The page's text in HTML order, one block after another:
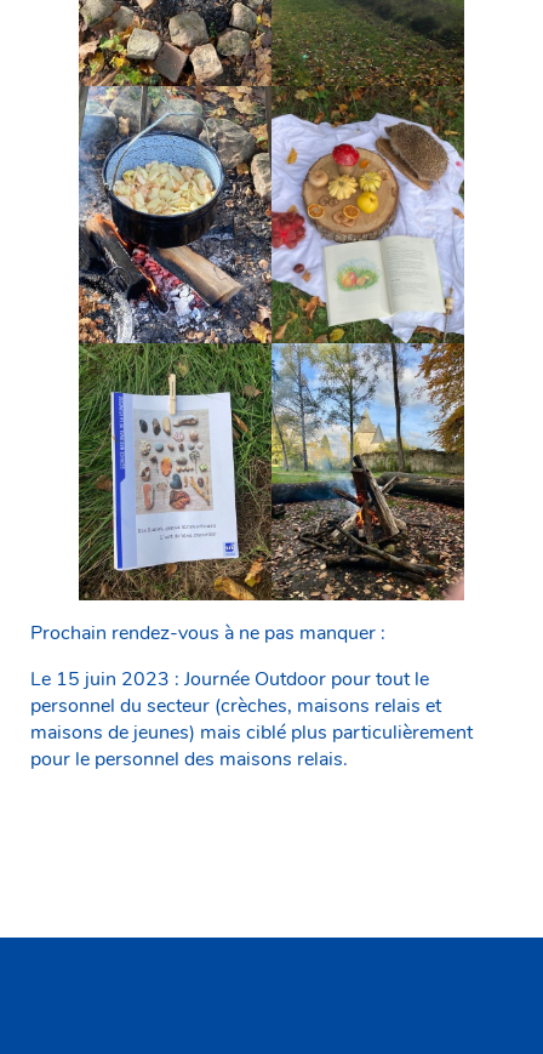
Prochain rendez-vous à ne pas manquer :
Le 15 juin 2023 : Journée Outdoor pour tout le
personnel du secteur (crèches, maisons relais et
maisons de jeunes) mais ciblé plus particulièrement
pour le personnel des maisons relais.